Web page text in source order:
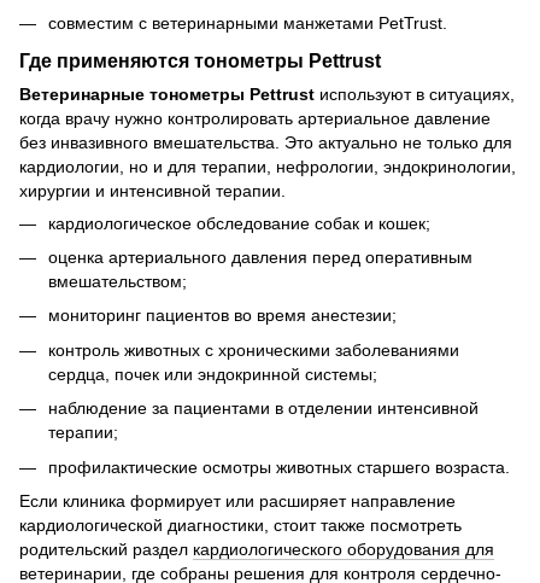
совместим с ветеринарными манжетами PetTrust.
Где применяются тонометры Pettrust
Ветеринарные тонометры Pettrust используют в ситуациях,
когда врачу нужно контролировать артериальное давление
без инвазивного вмешательства. Это актуально не только для
кардиологии, но и для терапии, нефрологии, эндокринологии,
хирургии и интенсивной терапии.
кардиологическое обследование собак и кошек;
оценка артериального давления перед оперативным
вмешательством;
мониторинг пациентов во время анестезии;
контроль животных с хроническими заболеваниями
сердца, почек или эндокринной системы;
наблюдение за пациентами в отделении интенсивной
терапии;
профилактические осмотры животных старшего возраста.
Если клиника формирует или расширяет направление
кардиологической диагностики, стоит также посмотреть
родительский раздел кардиологического оборудования для
ветеринарии , где собраны решения для контроля сердечно-